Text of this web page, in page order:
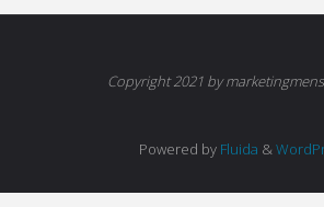
Copyright 2021 by
Powered by Fluida &